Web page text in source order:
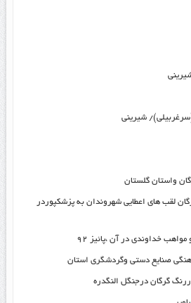
شیرینی
واستان گلستان
لقب های اعطایی شهروندان به پزشکپوردر
صنایع دستی وگردشگری استان
گرگان درجنگل النگدره